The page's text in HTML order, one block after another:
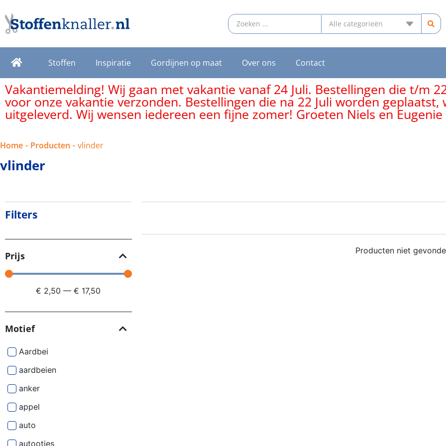
Stoffen Inspiratie Gordijnen op maat Over ons Contact
Vakantiemelding! Wij gaan met vakantie vanaf 24 Juli. Bestellingen die t/m
voor onze vakantie verzonden. Bestellingen die na 22 Juli worden
uitgeleverd. Wij wensen iedereen een fijne zomer! Groeten Niels en Eugenie
Home - Producten - vlinder
vlinder
Filters
Prijs
€ 2,50—€ 17,50
Motief
Aardbei
aardbeien
anker
appel
auto
autootjes
Producten niet